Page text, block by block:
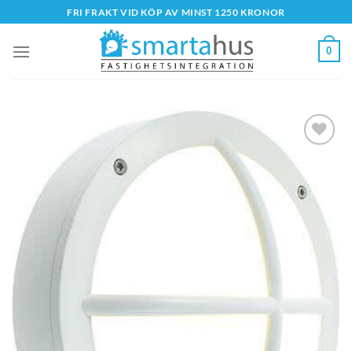
to
content
FRI FRAKT VID KÖP AV MINST 1250 KRONOR
0